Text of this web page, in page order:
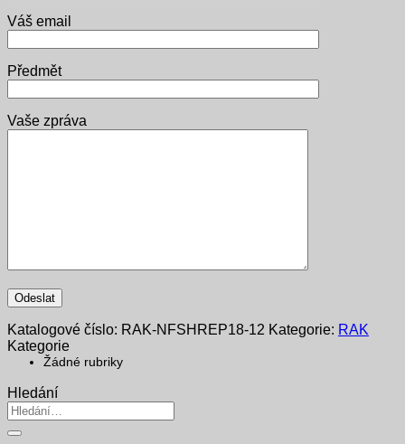
Váš email
Předmět
Vaše zpráva
Katalogové číslo: RAK-NFSHREP18-12 Kategorie: RAK
Kategorie
Žádné rubriky
Hledání
Hledat: